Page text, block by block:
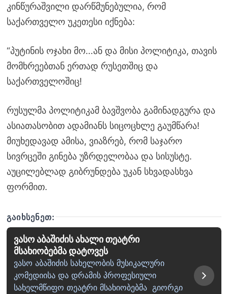
კინწურაშვილი დარწმუნებულია, რომ
საქართველო უკეთესი იქნება:
“პუტინის ოჯახი მო…ან და მისი პოლიტიკა, თავის
მომხრეებთან ერთად რუსეთშიც და
საქართველოშიც!
რუსულმა პოლიტიკამ ბავშვობა გამინადგურა და
ასიათასობით ადამიანს სიცოცხლე გაუმწარა!
მიუხედავად ამისა, ვიაზრებ, რომ საჯარო
სივრცეში გინება უზრდელობაა და სისუსტე.
აუცილებლად გიბრუნდება უკან სხვადასხვა
ფორმით.
ᲒᲐᲘᲮᲡᲔᲜᲔᲗ:
ვასო აბაშიძის ახალი თეატრი
მსახიობებმა დატოვეს
ვასო აბაშიძის სახელობის მუსიკალური
კომედიისა და დრამის პროფესიული
სახელმწიფო თეატრი მსახიობებმა გიორგი